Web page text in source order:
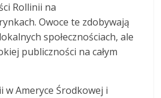
Rollinii na
Owoce te zdobywają
społecznościach, ale
publiczności na całym
w Ameryce Środkowej i